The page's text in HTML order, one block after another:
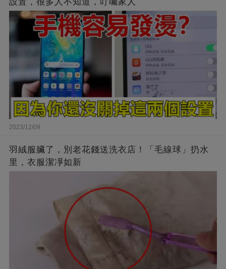
2023/12/09
羽絨服臟了，別老花錢送洗衣店！「毛線球」扔水
里，衣服潔凈如新